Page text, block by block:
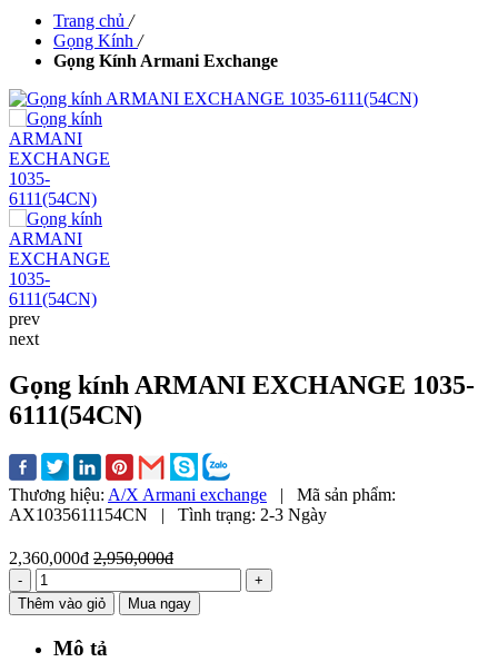
Trang chủ /
Gọng Kính /
Gọng Kính Armani Exchange
prev
next
Gọng kính ARMANI EXCHANGE 1035-
6111(54CN)
Thương hiệu: A/X Armani exchange |
Mã sản phẩm:
AX1035611154CN
| Tình trạng: 2-3 Ngày
2,360,000đ 2,950,000đ
-
+
Thêm vào giỏ
Mua ngay
Mô tả